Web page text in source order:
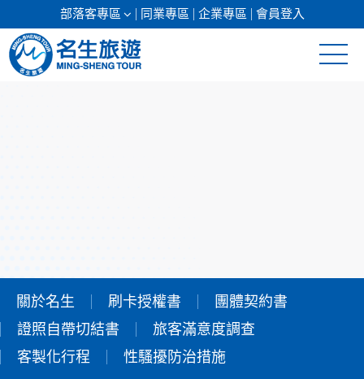
部落客專區 同業專區 企業專區 會員登入
東南亞
美加紐澳
關於名生 刷卡授權書
團體契約書
證照自帶切結書
旅客滿意度調查
客製化行程
性騷擾防治措施